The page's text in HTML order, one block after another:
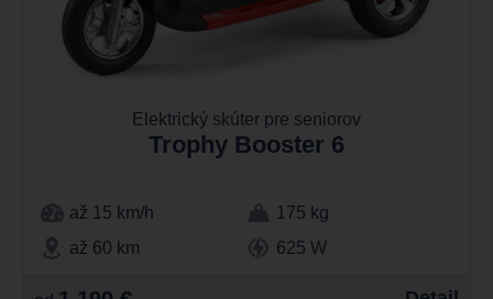
Elektrický skúter pre seniorov
Trophy Booster 6
až 15 km/h
175 kg
až 60 km
625 W